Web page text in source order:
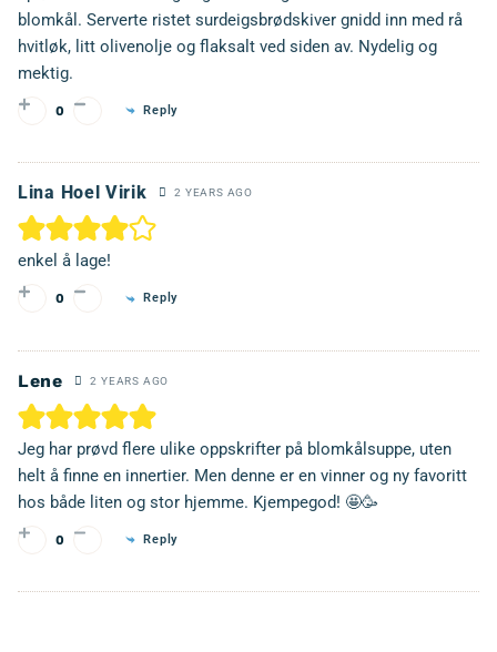
blomkål. Serverte ristet surdeigsbrødskiver gnidd inn med rå
hvitløk, litt olivenolje og flaksalt ved siden av. Nydelig og
mektig.
0 Reply
Lina Hoel Virik 2 YEARS AGO
enkel å lage!
0 Reply
Lene 2 YEARS AGO
Jeg har prøvd flere ulike oppskrifter på blomkålsuppe, uten
helt å finne en innertier. Men denne er en vinner og ny favoritt
hos både liten og stor hjemme. Kjempegod! 🤩🥳
0 Reply